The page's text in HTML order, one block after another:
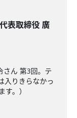
表取締役 廣
ん 第3回。テ
入りきらなかっ
。）